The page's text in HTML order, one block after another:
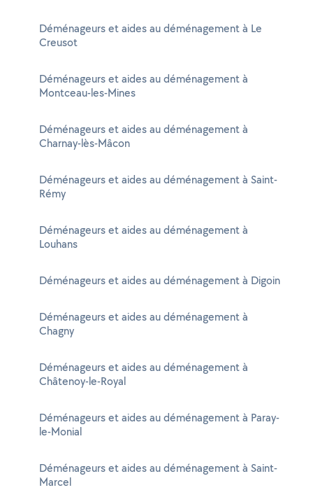
Déménageurs et aides au déménagement à Le
Creusot
Déménageurs et aides au déménagement à
Montceau-les-Mines
Déménageurs et aides au déménagement à
Charnay-lès-Mâcon
Déménageurs et aides au déménagement à Saint-
Rémy
Déménageurs et aides au déménagement à
Louhans
Déménageurs et aides au déménagement à Digoin
Déménageurs et aides au déménagement à
Chagny
Déménageurs et aides au déménagement à
Châtenoy-le-Royal
Déménageurs et aides au déménagement à Paray-
le-Monial
Déménageurs et aides au déménagement à Saint-
Marcel